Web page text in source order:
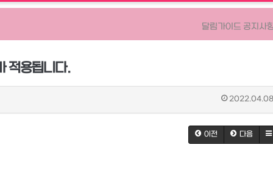
달림가이드 공지사
적용됩니다.
이전 다음